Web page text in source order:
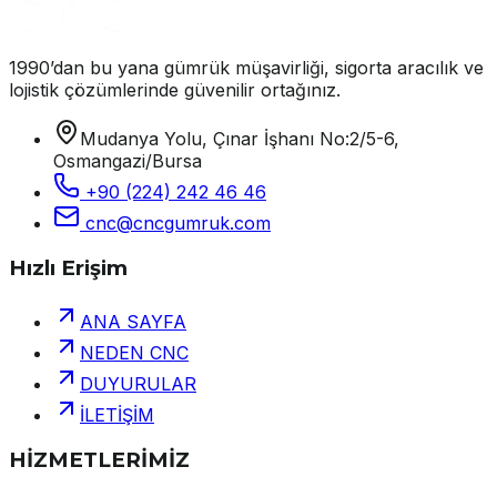
1990’dan bu yana gümrük müşavirliği, sigorta aracılık ve
lojistik çözümlerinde güvenilir ortağınız.
Mudanya Yolu, Çınar İşhanı No:2/5-6,
Osmangazi/Bursa
+90 (224) 242 46 46
cnc@cncgumruk.com
Hızlı Erişim
ANA SAYFA
NEDEN CNC
DUYURULAR
İLETİŞİM
HİZMETLERİMİZ